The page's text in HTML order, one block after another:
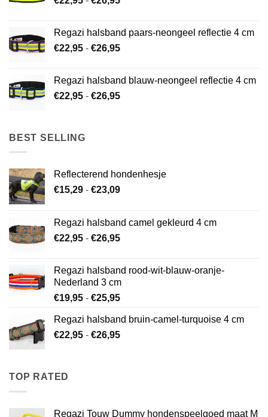
€26,95
Regazi halsband paars-neongeel reflectie 4 cm
€22,95 - €26,95Prijsklasse:
€26,95
Regazi halsband blauw-neongeel reflectie 4 cm
€22,95 - €26,95Prijsklasse:
BEST SELLING
Reflecterend hondenhesje
€15,29 - €23,09Prijsklasse:
€23,09
Regazi halsband camel gekleurd 4 cm
€22,95 - €26,95Prijsklasse:
€26,95
Regazi halsband rood-wit-blauw-oranje-
Nederland 3 cm
€19,95 - €25,95Prijsklasse:
tot
€25,95
Regazi halsband bruin-camel-turquoise 4 cm
€22,95 - €26,95Prijsklasse:
TOP RATED
Regazi Touw Dummy hondenspeelgoed maat M